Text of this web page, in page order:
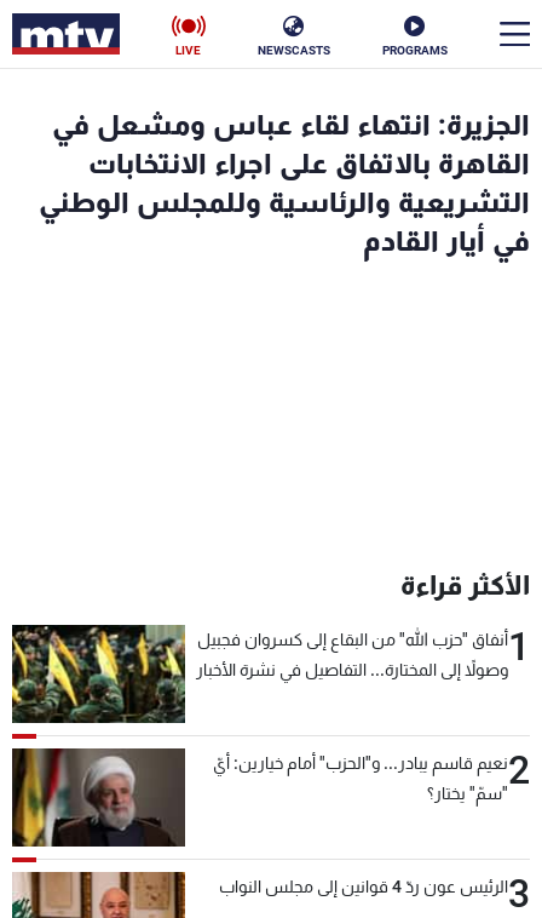
PROGRAMS
NEWSCASTS
LIVE
الجزيرة: انتهاء لقاء عباس ومشعل في
القاهرة بالاتفاق على اجراء الانتخابات
التشريعية والرئاسية وللمجلس الوطني
في أيار القادم
الأكثر قراءة
1أنفاق "حزب الله" من البقاع إلى كسروان فجبيل
وصولاً إلى المختارة... التفاصيل في نشرة الأخبار
2نعيم قاسم يبادر... و"الحزب" أمام خيارين: أيّ
"سمّ" يختار؟
3الرئيس عون ردّ 4 قوانين إلى مجلس النواب
الأخبار
سياسة ناس
شاهد البرامج
الترددات
عن MTV
لاعلاناتكم
وظائف
شروط الإسـتخدام
سياسة الخصوصية